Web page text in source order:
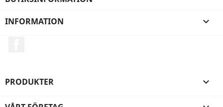
INFORMATION 
PRODUKTER 